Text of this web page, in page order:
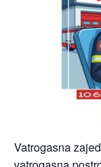
Vatrogasna